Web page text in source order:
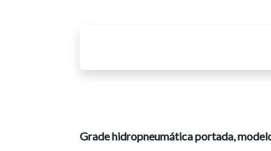
Grade hidropneumática portada,